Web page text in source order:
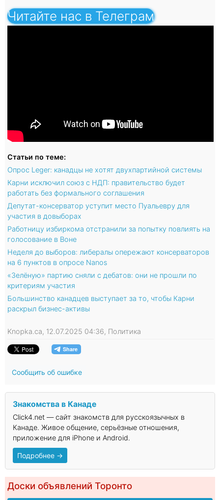
Читайте нас в Телеграм
Статьи по теме:
Опрос Leger: канадцы не хотят двухпартийной системы
Карни исключил союз с НДП: правительство будет
работать без формального соглашения
Депутат-консерватор уступит место Пуальевру для
участия в довыборах
Работницу избиркома отстранили за попытку повлиять на
голосование в Воне
Неделя до выборов: либералы опережают консерваторов
на 6 пунктов в опросе Nanos
«Зелёную» партию сняли с дебатов: они не прошли по
критериям участия
Большинство канадцев выступает за то, чтобы Карни
раскрыл бизнес-активы
Knopka.ca, 12.07.2025 04:36, Политика
Сообщить об ошибке
Знакомства в Канаде
Click4.net — сайт знакомств для русскоязычных в
Канаде. Живое общение, серьёзные отношения,
приложение для iPhone и Android.
Подробнее →
Доски объявлений Торонто